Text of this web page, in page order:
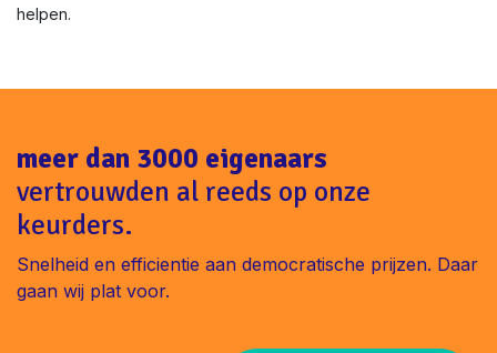
helpen.
meer dan 3000 eigenaars
vertrouwden al reeds op onze
keurders.
Snelheid en efficientie aan democratische prijzen. Daar
gaan wij plat voor.